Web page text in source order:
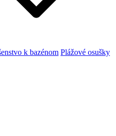
k bazénom Plážové osušky